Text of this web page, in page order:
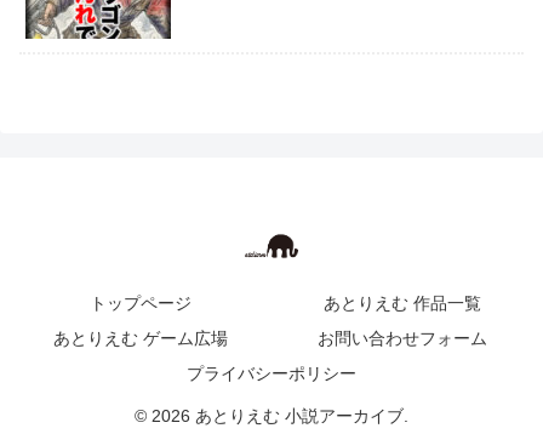
トップページ
あとりえむ 作品一覧
あとりえむ ゲーム広場
お問い合わせフォーム
プライバシーポリシー
© 2026 あとりえむ 小説アーカイブ.